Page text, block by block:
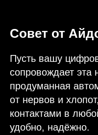
Совет от
Пусть вашу
сопровождает эта
продуманная
от нервов и
контактами в
удобно, надёжно.